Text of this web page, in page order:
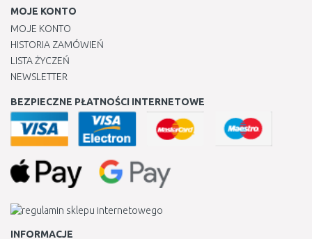
MOJE KONTO
MOJE KONTO
HISTORIA ZAMÓWIEŃ
LISTA ŻYCZEŃ
NEWSLETTER
BEZPIECZNE PŁATNOŚCI INTERNETOWE
INFORMACJE